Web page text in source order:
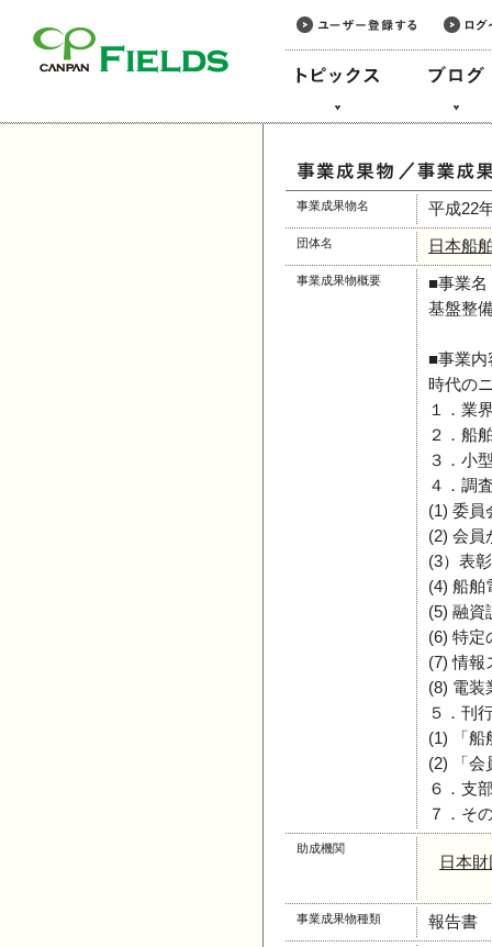
事業成果物名 平成22
団体名 日本船
事業成果物概要
■事業名
基盤整
■事業内
時代の
１．業
２．船
３．小
４．調
(1) 委員
(2) 会員
(3）表
(4) 船舶
(5) 融資
(6) 特定
(7) 情報
(8) 電装
５．刊
(1) 「船
(2) 「会
６．支
７．そ
助成機関
日本
事業成果物種類 報告書